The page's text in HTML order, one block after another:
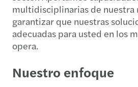
multidisciplinarias de nuestra
garantizar que nuestras
adecuadas para usted en los
opera.
Nuestro enfoque